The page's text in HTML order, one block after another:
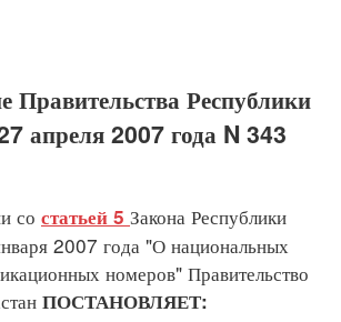
Правительства Республики
апреля 2007 года N 343
со статьей 5 Закона Республики
2007 года "О национальных
номеров" Правительство
ПОСТАНОВЛЯЕТ: